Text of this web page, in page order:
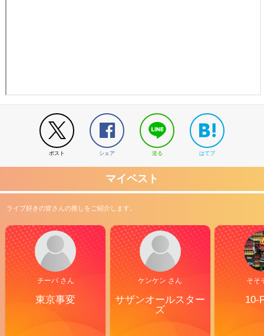
ポスト シェア 送る はてブ
マイベスト
ライブ好きの皆さんの推しをご紹介します。
チーバ さん
東京事変
ケンケン さん
サザンオールスター
ズ
そそ
10-